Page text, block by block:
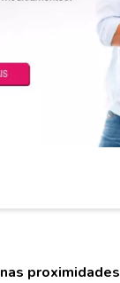
proximidades